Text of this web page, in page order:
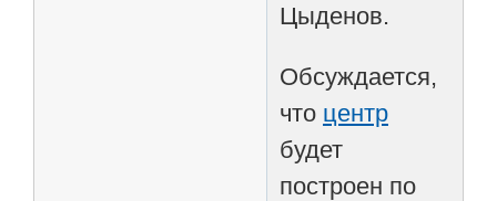
Цыденов.
Обсуждается,
что центр
будет
построен по